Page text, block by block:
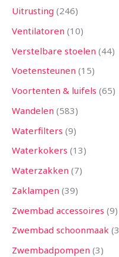
Uitrusting 246
Ventilatoren 10
Verstelbare stoelen 44
Voetensteunen 15
Voortenten & luifels 65
Wandelen 583
Waterfilters 9
Waterkokers 13
Waterzakken 7
Zaklampen 39
Zwembad accessoires 9
Zwembad schoonmaak 3
Zwembadpompen 3